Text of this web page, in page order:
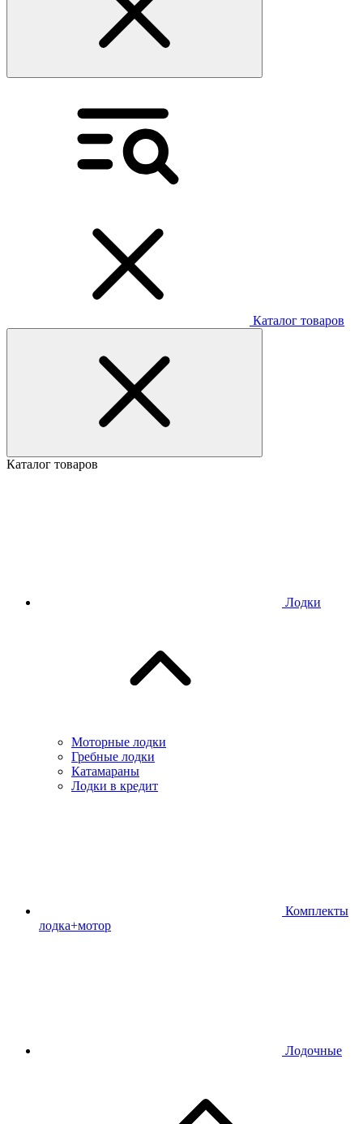
Каталог товаров
Каталог товаров
Лодки
Моторные лодки
Гребные лодки
Катамараны
Лодки в кредит
Комплекты
лодка+мотор
Лодочные